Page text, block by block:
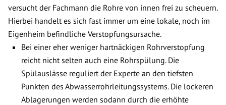
versucht der Fachmann die Rohre von innen frei zu scheuern.
Hierbei handelt es sich fast immer um eine lokale, noch im
Eigenheim befindliche Verstopfungsursache.
Bei einer eher weniger hartnäckigen Rohrverstopfung
reicht nicht selten auch eine Rohrspülung. Die
Spülauslässe reguliert der Experte an den tiefsten
Punkten des Abwasserrohrleitungssystems. Die lockeren
Ablagerungen werden sodann durch die erhöhte